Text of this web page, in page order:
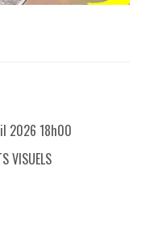
2026 18h00
VISUELS